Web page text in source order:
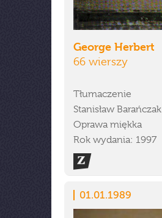
George Herbert
66 wierszy
Tłumaczenie
Stanisław Barańczak
Oprawa miękka
Rok wydania: 1997
01.01.1989